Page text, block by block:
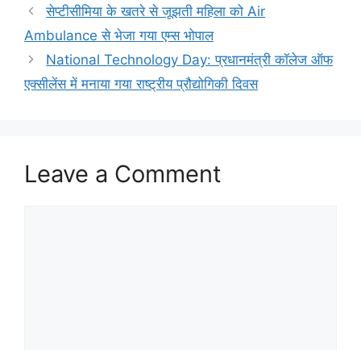
सेप्टीसीमिया के खतरे से जूझती महिला को Air
Ambulance से भेजा गया एम्स भोपाल
National Technology Day: प्रधानमंत्री कॉलेज ऑफ
एक्सीलेंस में मनाया गया राष्ट्रीय प्रौद्योगिकी दिवस
Leave a Comment